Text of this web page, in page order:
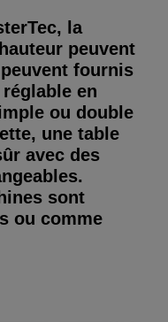
la
peuvent
fournis
en
ou double
une table
avec des
sont
ou comme